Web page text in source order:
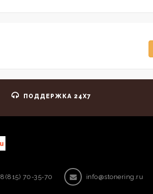
ПОДДЕРЖКА 24X7
8(815) 70-35-70 info@stonering.ru